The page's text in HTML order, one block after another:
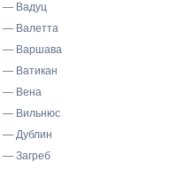
— Вадуц
— Валетта
— Варшава
— Ватикан
— Вена
— Вильнюс
— Дублин
— Загреб